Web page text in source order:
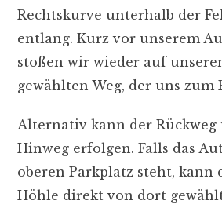
Rechtskurve unterhalb der
entlang. Kurz vor unserem
stoßen wir wieder auf
gewählten Weg, der uns
Alternativ kann der Rückweg
Hinweg erfolgen. Falls das
oberen Parkplatz steht, kann
Höhle direkt von dort